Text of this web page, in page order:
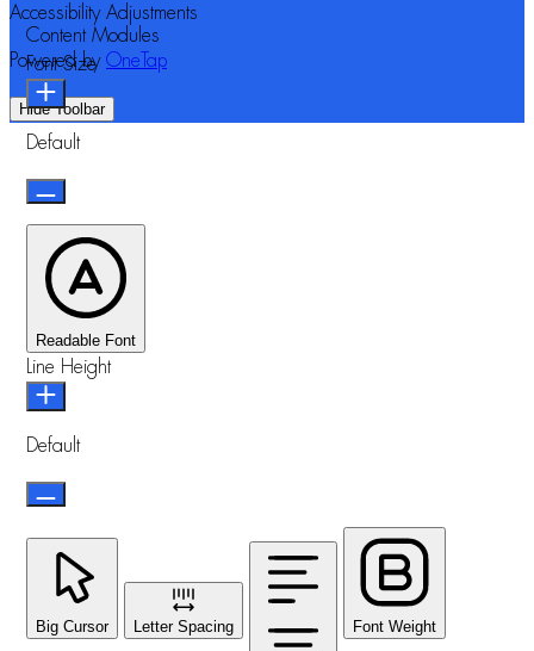
Accessibility Adjustments
Powered by OneTap
Hide Toolbar
Content Modules
Font Size
Default
Readable Font
Line Height
Default
Big Cursor Letter Spacing Font Weight